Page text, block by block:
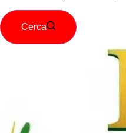
Cerca